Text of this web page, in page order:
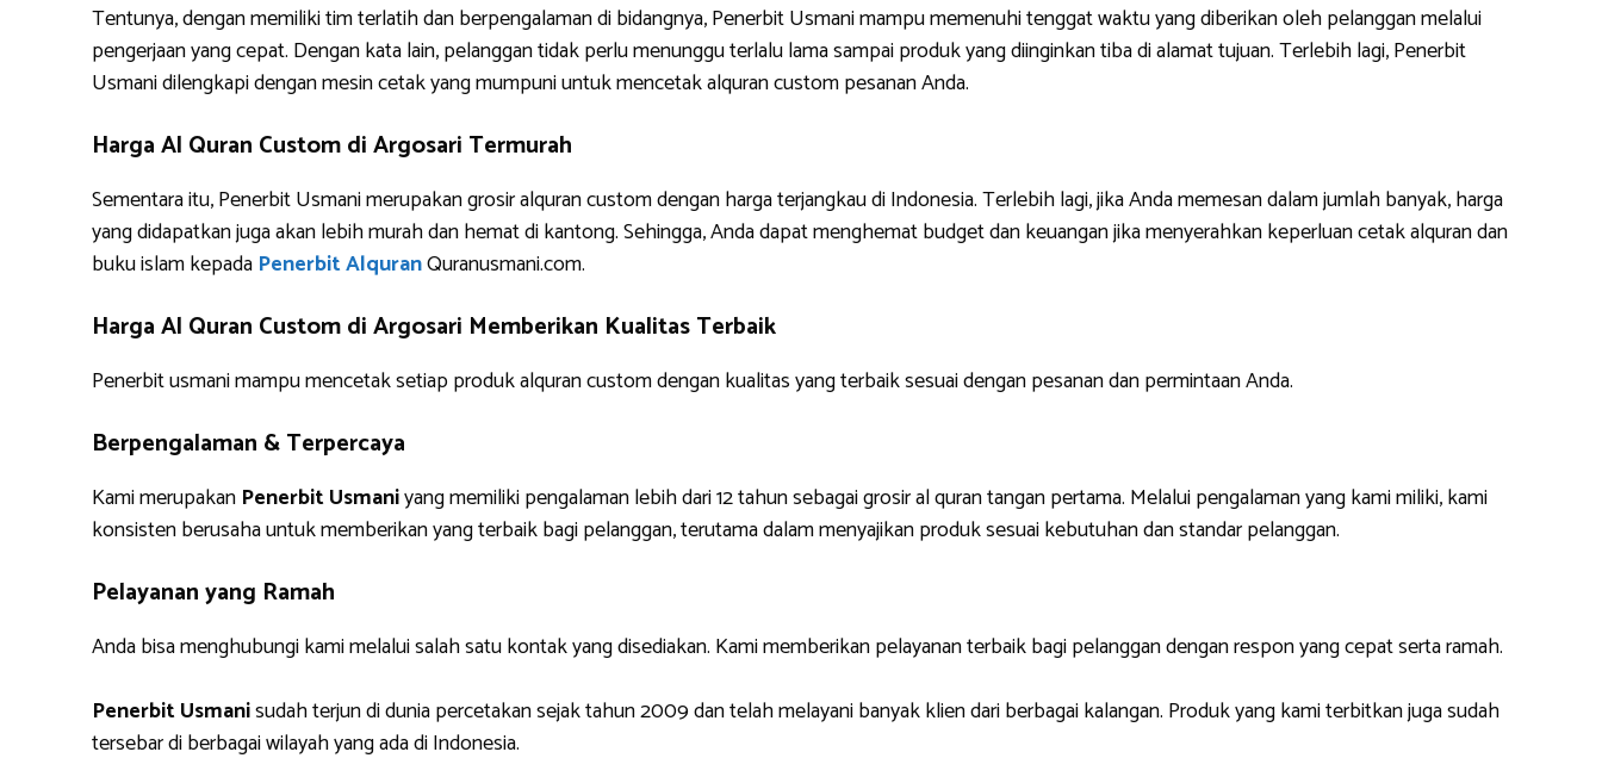
Tentunya, dengan memiliki tim terlatih dan berpengalaman di bidangnya, Penerbit Usmani mampu memenuhi tenggat waktu yang diberikan oleh pelanggan melalui
pengerjaan yang cepat. Dengan kata lain, pelanggan tidak perlu menunggu terlalu lama sampai produk yang diinginkan tiba di alamat tujuan. Terlebih lagi, Penerbit
Usmani dilengkapi dengan mesin cetak yang mumpuni untuk mencetak alquran custom pesanan Anda.
Harga Al Quran Custom di Argosari Termurah
Sementara itu, Penerbit Usmani merupakan grosir alquran custom dengan harga terjangkau di Indonesia. Terlebih lagi, jika Anda memesan dalam jumlah banyak, harga
yang didapatkan juga akan lebih murah dan hemat di kantong. Sehingga, Anda dapat menghemat budget dan keuangan jika menyerahkan keperluan cetak alquran dan
buku islam kepada Penerbit AlquranQuranusmani.com.
Harga Al Quran Custom di Argosari Memberikan Kualitas Terbaik
Penerbit usmani mampu mencetak setiap produk alquran custom dengan kualitas yang terbaik sesuai dengan pesanan dan permintaan Anda.
Berpengalaman & Terpercaya
Kami merupakan Penerbit Usmaniyang memiliki pengalaman lebih dari 12 tahun sebagai grosir al quran tangan pertama. Melalui pengalaman yang kami miliki, kami
konsisten berusaha untuk memberikan yang terbaik bagi pelanggan, terutama dalam menyajikan produk sesuai kebutuhan dan standar pelanggan.
Pelayanan yang Ramah
Anda bisa menghubungi kami melalui salah satu kontak yang disediakan. Kami memberikan pelayanan terbaik bagi pelanggan dengan respon yang cepat serta ramah.
Penerbit Usmanisudah terjun di dunia percetakan sejak tahun 2009 dan telah melayani banyak klien dari berbagai kalangan. Produk yang kami terbitkan juga sudah
tersebar di berbagai wilayah yang ada di Indonesia.